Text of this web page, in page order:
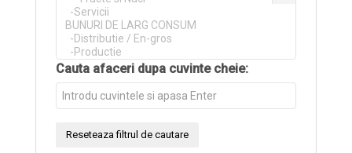
Cauta afaceri dupa cuvinte cheie: